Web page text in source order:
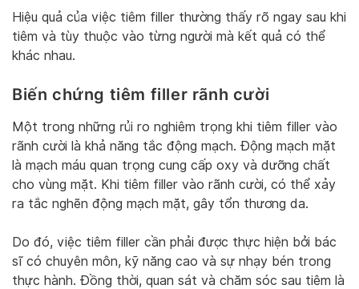
Hiệu quả của việc tiêm filler thường thấy rõ ngay sau khi
tiêm và tùy thuộc vào từng người mà kết quả có thể
khác nhau.
Biến chứng tiêm filler rãnh cười
Một trong những rủi ro nghiêm trọng khi tiêm filler vào
rãnh cười là khả năng tắc động mạch. Động mạch mặt
là mạch máu quan trọng cung cấp oxy và dưỡng chất
cho vùng mặt. Khi tiêm filler vào rãnh cười, có thể xảy
ra tắc nghẽn động mạch mặt, gây tổn thương da.
Do đó, việc tiêm filler cần phải được thực hiện bởi bác
sĩ có chuyên môn, kỹ năng cao và sự nhạy bén trong
thực hành. Đồng thời, quan sát và chăm sóc sau tiêm là